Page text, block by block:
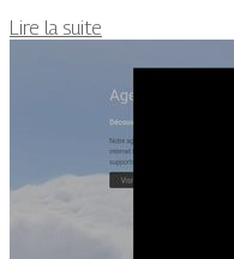
Lire la suite